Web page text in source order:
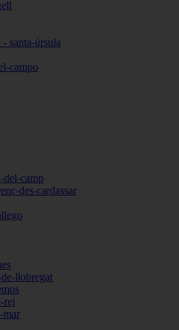
santa-úrsula
campo
del-camp
des-cardassar
llobregat
rei
mar